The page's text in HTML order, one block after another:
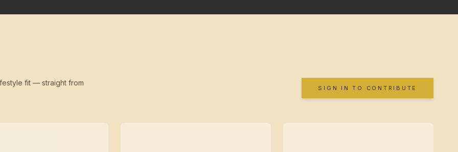
fit — straight from
SIGN IN TO CONTRIBUTE